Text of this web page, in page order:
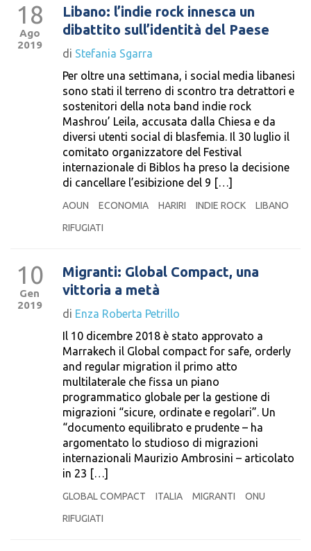
18
Ago
2019
Libano: l’indie rock innesca un
dibattito sull’identità del Paese
di Stefania Sgarra
Per oltre una settimana, i social media libanesi
sono stati il terreno di scontro tra detrattori e
sostenitori della nota band indie rock
Mashrou’ Leila, accusata dalla Chiesa e da
diversi utenti social di blasfemia. Il 30 luglio il
comitato organizzatore del Festival
internazionale di Biblos ha preso la decisione
di cancellare l’esibizione del 9 […]
AOUN ECONOMIA HARIRI INDIE ROCK
LIBANO
RIFUGIATI
10
Gen
2019
Migranti: Global Compact, una
vittoria a metà
di Enza Roberta Petrillo
Il 10 dicembre 2018 è stato approvato a
Marrakech il Global compact for safe, orderly
and regular migration il primo atto
multilaterale che fissa un piano
programmatico globale per la gestione di
migrazioni “sicure, ordinate e regolari”. Un
“documento equilibrato e prudente – ha
argomentato lo studioso di migrazioni
internazionali Maurizio Ambrosini – articolato
in 23 […]
GLOBAL COMPACT ITALIA MIGRANTI
ONU
RIFUGIATI